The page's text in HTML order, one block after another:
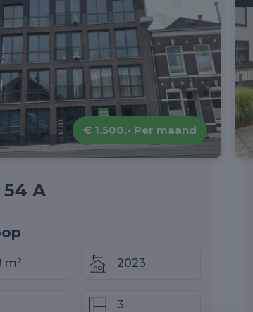
€ 1.500,- Per maand
A
m² 2023
3